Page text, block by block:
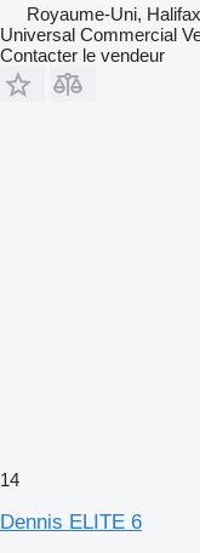
Royaume-Uni, Halifax
Universal Commercial
Contacter le vendeur
14
Dennis ELITE 6